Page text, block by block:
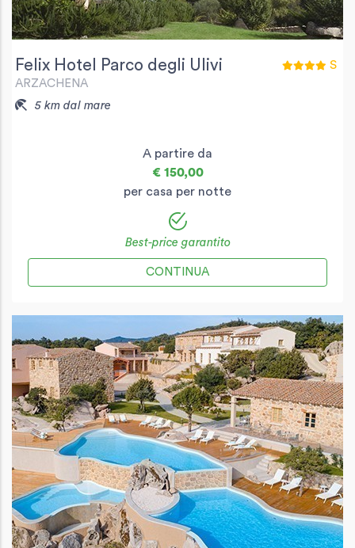
Felix Hotel Parco degli Ulivi
ARZACHENA
5 km dal mare
S
A partire da
€ 150,00
per casa per notte
Best-price garantito
CONTINUA